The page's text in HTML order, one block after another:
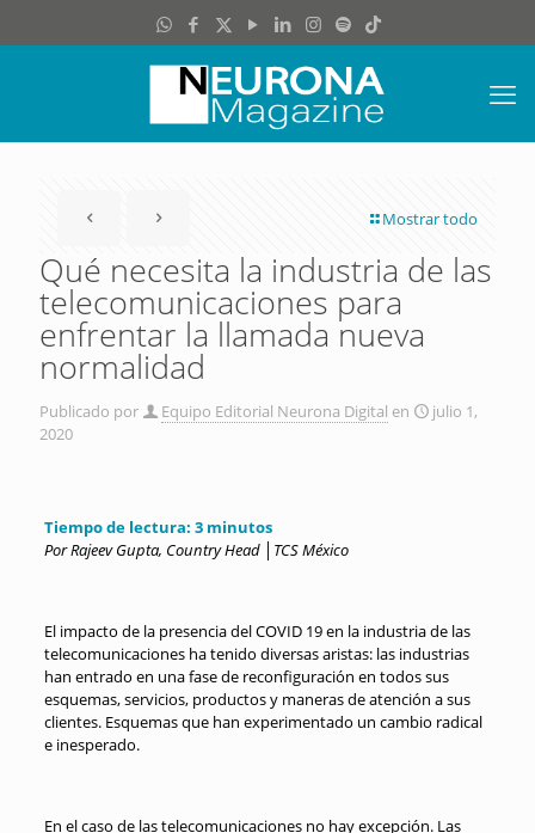
Mostrar todo
Qué necesita la industria de las
telecomunicaciones para
enfrentar la llamada nueva
normalidad
Publicado por Equipo Editorial Neurona Digital en
julio 1,
2020
Tiempo de lectura: 3 minutos
Por Rajeev Gupta, Country Head │TCS México
El impacto de la presencia del COVID 19 en la industria de las
telecomunicaciones ha tenido diversas aristas: las industrias
han entrado en una fase de reconfiguración en todos sus
esquemas, servicios, productos y maneras de atención a sus
clientes. Esquemas que han experimentado un cambio radical
e inesperado.
En el caso de las telecomunicaciones no hay excepción. Las